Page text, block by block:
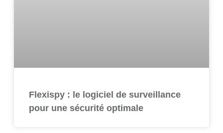
Flexispy : le logiciel de surveillance
pour une sécurité optimale